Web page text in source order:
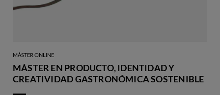
MÁSTER ONLINE
MÁSTER EN PRODUCTO, IDENTIDAD Y
CREATIVIDAD GASTRONÓMICA SOSTENIBLE